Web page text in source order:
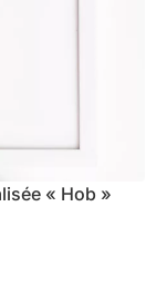
« Hob »